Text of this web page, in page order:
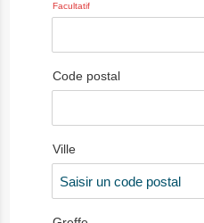
Facultatif
Code postal
Ville